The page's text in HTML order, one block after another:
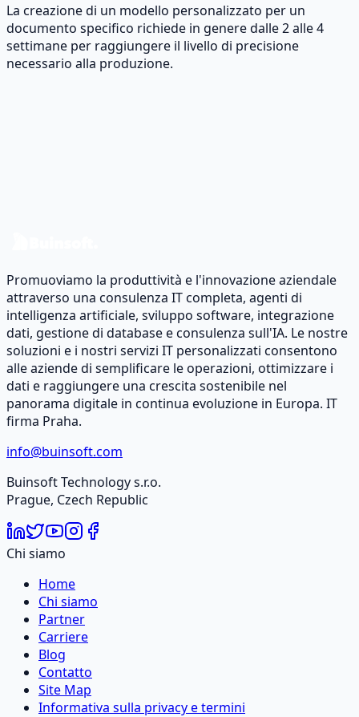
La creazione di un modello personalizzato per un
documento specifico richiede in genere dalle 2 alle 4
settimane per raggiungere il livello di precisione
necessario alla produzione.
Promuoviamo la produttività e l'innovazione aziendale
attraverso una consulenza IT completa, agenti di
intelligenza artificiale, sviluppo software, integrazione
dati, gestione di database e consulenza sull'IA. Le nostre
soluzioni e i nostri servizi IT personalizzati consentono
alle aziende di semplificare le operazioni, ottimizzare i
dati e raggiungere una crescita sostenibile nel
panorama digitale in continua evoluzione in Europa. IT
firma Praha.
info@buinsoft.com
Buinsoft Technology s.r.o.
Prague, Czech Republic
Chi siamo
Home
Chi siamo
Partner
Carriere
Blog
Contatto
Site Map
Informativa sulla privacy e termini